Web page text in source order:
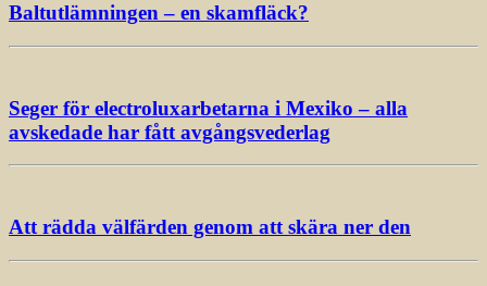
Baltutlämningen – en skamfläck?
Seger för electroluxarbetarna i Mexiko – alla
avskedade har fått avgångsvederlag
Att rädda välfärden genom att skära ner den